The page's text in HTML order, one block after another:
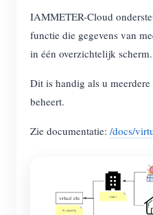
IAMMETER-Cloud
functie die gegevens van
in één overzichtelijk scherm.
Dit is handig als u
beheert.
Zie documentatie: /docs/